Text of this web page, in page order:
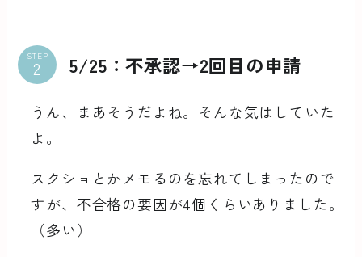
STEP 5/25：不承認→2回目の申請
うん、まあそうだよね。そんな気はしていた
よ。
スクショとかメモるのを忘れてしまったので
すが、不合格の要因が4個くらいありました。
（多い）